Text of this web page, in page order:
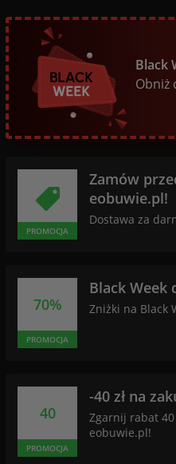
Black
Obniż
PROMOCJA
Zamów
eobuwie.pl!
Dostawa za
70%
PROMOCJA
Black Week
Zniżki na Black
40
PROMOCJA
-40 zł na
Zgarnij rabat 40
eobuwie.pl!